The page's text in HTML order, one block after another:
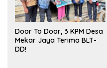
Door To Door, 3 KPM Desa
Mekar Jaya Terima BLT-
DD!